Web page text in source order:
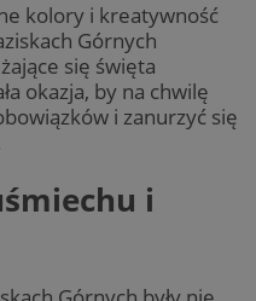
kolory i kreatywność
Górnych
się święta
okazja, by na chwilę
i zanurzyć się
i